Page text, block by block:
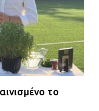
το